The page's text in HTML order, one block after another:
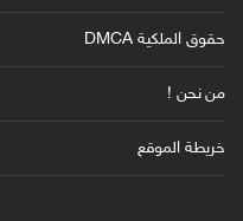
حقوق الملكية DMCA
من نحن !
خريطة الموقع